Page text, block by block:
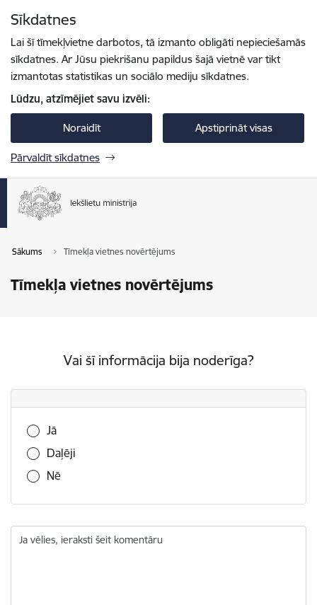
Sīkdatnes
Lai šī tīmekļvietne darbotos, tā izmanto obligāti nepieciešamās
sīkdatnes. Ar Jūsu piekrišanu papildus šajā vietnē var tikt
izmantotas statistikas un sociālo mediju sīkdatnes.
Lūdzu, atzīmējiet savu izvēli:
Noraidīt Apstiprināt visas
Pārvaldīt sīkdatnes
Sākums Tīmekļa vietnes novērtējums
Tīmekļa vietnes novērtējums
Vai šī informācija bija noderīga?
Vai šī informācija bija noderīga?
Jā
Daļēji
Nē
Ja vēlies, ieraksti šeit komentāru